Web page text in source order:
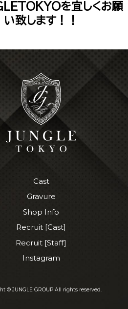
を宜しくお願
い致します！！
Cast
Gravure
Shop Info
Recruit [Cast]
Recruit [Staff]
Instagram
© JUNGLE GROUP All rights reserved.